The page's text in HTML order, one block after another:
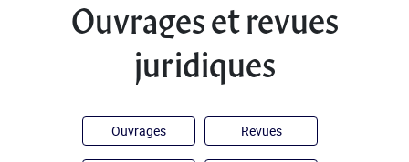
Ouvrages et revues
juridiques
Ouvrages Revues